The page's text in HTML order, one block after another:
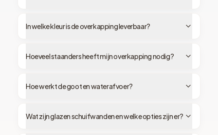
In welke kleur is de overkapping leverbaar?
Hoeveel staanders heeft mijn overkapping nodig?
Hoe werkt de goot en waterafvoer?
Wat zijn glazen schuifwanden en welke opties zijn er?